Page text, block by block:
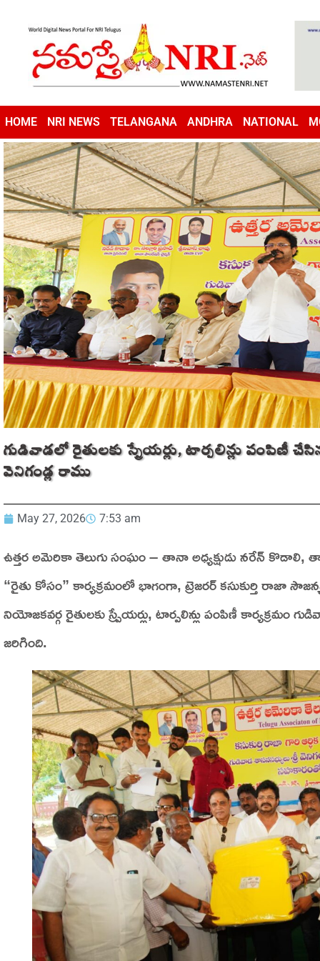
HOME NRI NEWS TELANGANA ANDHRA NATIONAL
గుడివాడలో రైతులకు స్ప్రేయర్లు, టార్పలిన్లు పంపిణీ
వెనిగండ్ల రాము
May 27, 2026 7:53 am
ఉత్తర అమెరికా తెలుగు సంఘం – తానా అధ్యక్షుడు నరేన్
“రైతు కోసం” కార్యక్రమంలో భాగంగా, ట్రెజరర్ కసుకుర్తి రాజా
నియోజకవర్గ రైతులకు స్ప్రేయర్లు, టార్పలిన్లు పంపిణీ
జరిగింది.